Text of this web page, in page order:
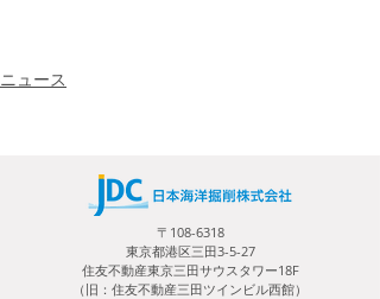
ニュース
〒108-6318
東京都港区三田3-5-27
住友不動産東京三田サウスタワー18F
（旧：住友不動産三田ツインビル西館）